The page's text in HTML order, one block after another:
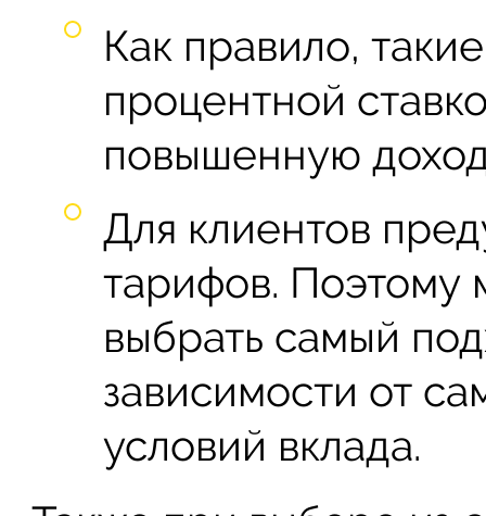
Как правило,
процентной
повышенную
Для клиентов
тарифов. Поэтому
выбрать самый
зависимости от
условий вклада.